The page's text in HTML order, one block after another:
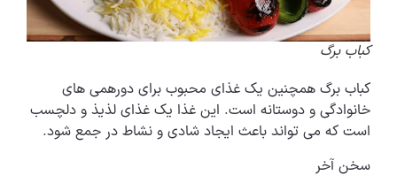
کباب برگ
کباب برگ همچنین یک غذای محبوب برای دورهمی های
خانوادگی و دوستانه است. این غذا یک غذای لذیذ و دلچسب
است که می تواند باعث ایجاد شادی و نشاط در جمع شود.
سخن آخر